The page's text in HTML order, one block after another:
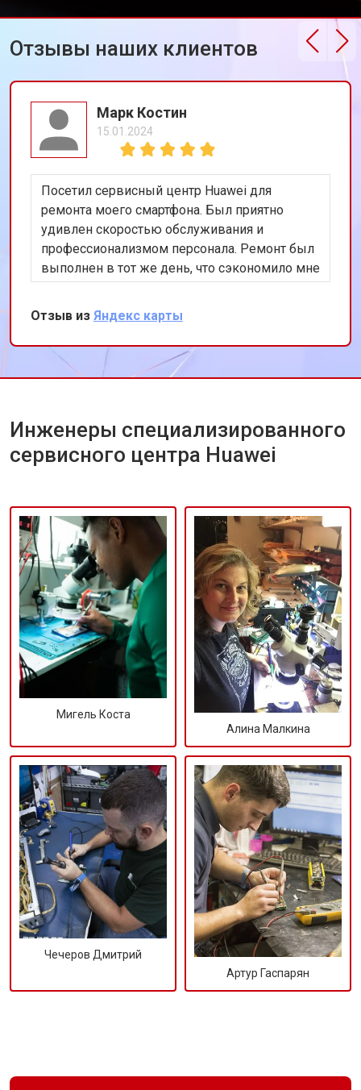
Отзывы наших клиентов
Марк Костин
15.01.2024
Посетил сервисный центр Huawei для
ремонта моего смартфона. Был приятно
удивлен скоростью обслуживания и
профессионализмом персонала. Ремонт был
выполнен в тот же день, что сэкономило мне
много времени. Особенно порадовало
использование оригинальных запчастей,
благодаря чему телефон работает как новый.
Рекомендую этот сервис всем владельцам
техники Huawei.
Отзыв из Яндекс карты
Инженеры специализированного
сервисного центра Huawei
Мигель Коста
Алина Малкина
Чечеров Дмитрий
Артур Гаспарян